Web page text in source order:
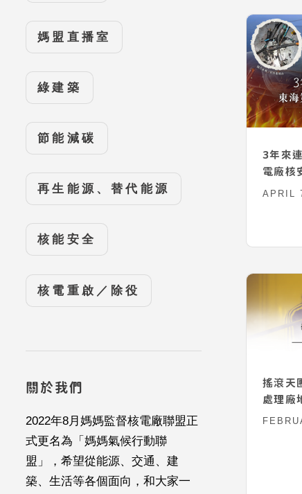
3年來
電廠核
APRIL
搖滾天
處理廠
媽盟直播室
綠建築
節能減碳
再生能源、替代能源
核能安全
核電重啟／除役
關於我們
2022年8月媽媽監督核電廠聯盟正
式更名為「媽媽氣候行動聯
盟」，希望從能源、交通、建
築、生活等各個面向，和大家一